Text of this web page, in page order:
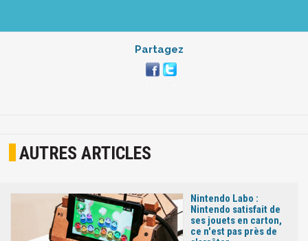
Partagez
AUTRES ARTICLES
Nintendo Labo :
Nintendo satisfait de
ses jouets en carton,
ce n'est pas près de